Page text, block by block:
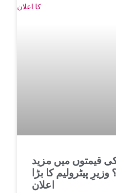
قیمتوں میں مزید
پیٹرولیم کا بڑا
اعلان